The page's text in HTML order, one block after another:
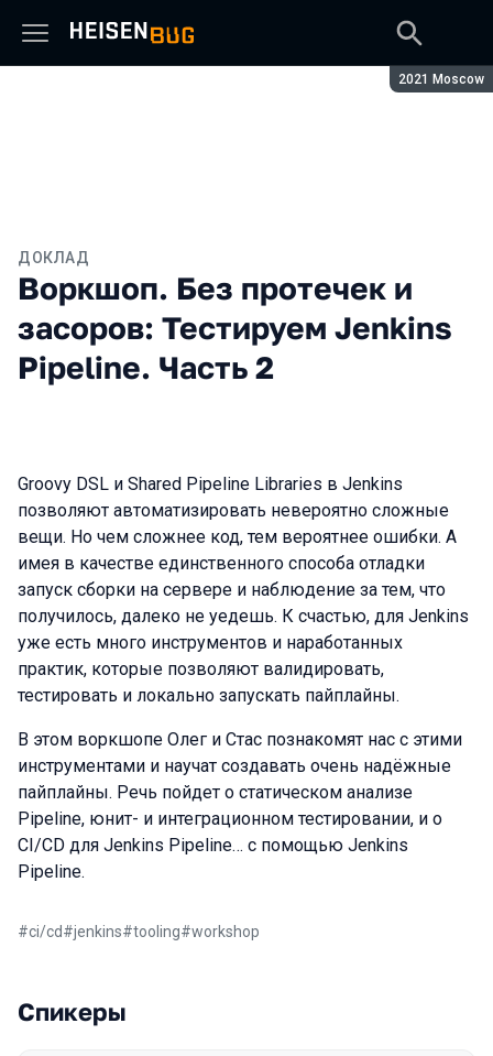
Сезон:
2021 Moscow
ДОКЛАД
Воркшоп. Без протечек и
засоров: Тестируем Jenkins
Pipeline. Часть 2
Groovy DSL и Shared Pipeline Libraries в Jenkins
позволяют автоматизировать невероятно сложные
вещи. Но чем сложнее код, тем вероятнее ошибки. А
имея в качестве единственного способа отладки
запуск сборки на сервере и наблюдение за тем, что
получилось, далеко не уедешь. К счастью, для Jenkins
уже есть много инструментов и наработанных
практик, которые позволяют валидировать,
тестировать и локально запускать пайплайны.
В этом воркшопе Олег и Стас познакомят нас с этими
инструментами и научат создавать очень надёжные
пайплайны. Речь пойдет о статическом анализе
Pipeline, юнит- и интеграционном тестировании, и о
CI/CD для Jenkins Pipeline… с помощью Jenkins
Pipeline.
#ci/cd#jenkins#tooling#workshop
Спикеры